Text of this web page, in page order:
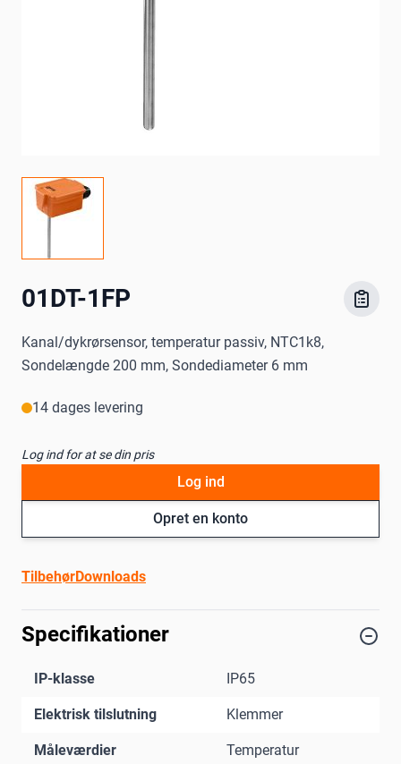
01DT-1FP
Kanal/dykrørsensor, temperatur passiv, NTC1k8,
Sondelængde 200 mm, Sondediameter 6 mm
14 dages levering
Log ind for at se din pris
Opret en konto
Log ind
TilbehørDownloads
Specifikationer
IP-klasse IP65
Elektrisk tilslutning Klemmer
Måleværdier Temperatur